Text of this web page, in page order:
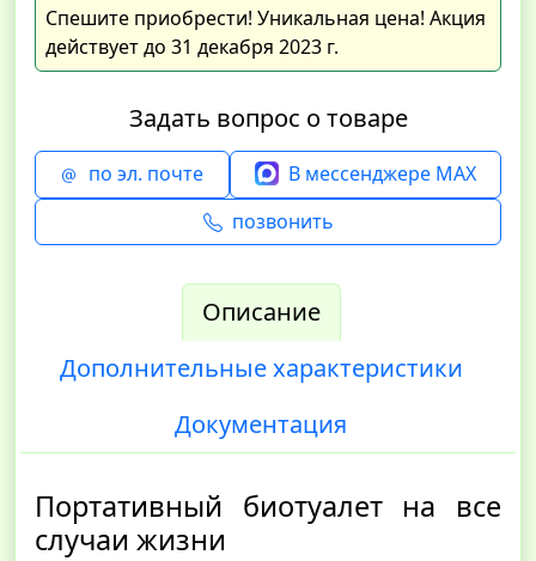
Спешите приобрести! Уникальная цена! Акция
действует до 31 декабря 2023 г.
Задать вопрос о товаре
по эл. почте
В мессенджере MAX
позвонить
Описание
Дополнительные характеристики
Документация
Портативный биотуалет на все
случаи жизни